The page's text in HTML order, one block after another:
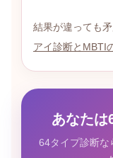
結果が違っても
アイ診断とMBTI
あなたは
64タイプ診断な